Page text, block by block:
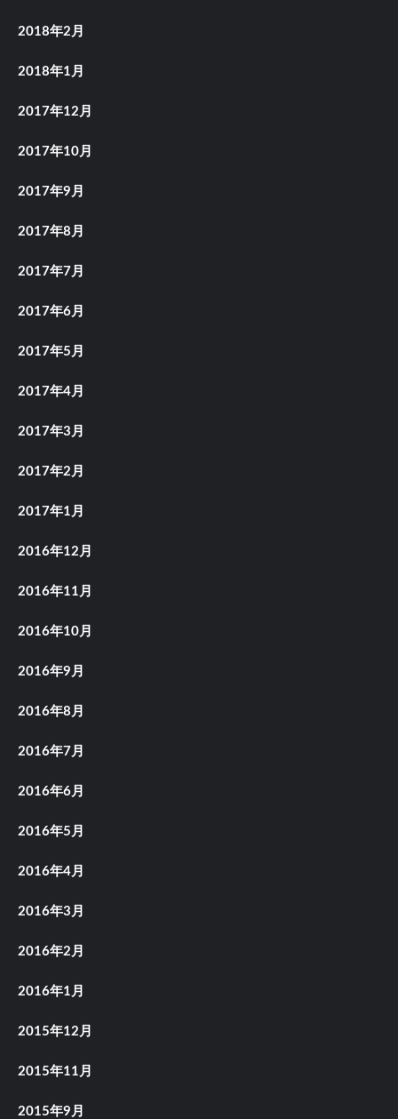
2018年2月
2018年1月
2017年12月
2017年10月
2017年9月
2017年8月
2017年7月
2017年6月
2017年5月
2017年4月
2017年3月
2017年2月
2017年1月
2016年12月
2016年11月
2016年10月
2016年9月
2016年8月
2016年7月
2016年6月
2016年5月
2016年4月
2016年3月
2016年2月
2016年1月
2015年12月
2015年11月
2015年9月